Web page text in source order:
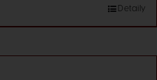
Detaily